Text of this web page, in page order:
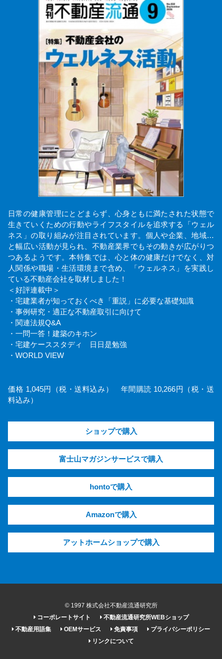
日常の健康管理にとどまらず、心身ともに満たされた状態で
生きていくための行動やライフスタイルを追求する「ウェル
ネス」の取り組みが注目されています。個人や企業、地域…
と幅広い活動が見られ、不動産業界でもその動きが広がりつ
つあるようです。本特集では、心と体の健康だけでなく、対
人関係や職場・生活環境まで含め、「ウェルネス」を実践し
ている不動産会社を取材しました！
＜好評連載中＞
・宅建業者が知っておくべき「重説」に必要な基礎知識
・事例研究・適正な不動産取引に向けて
・関連法規Q&A
・一問一答！建築のキホン
・宅建ケーススタディ 日日是勉強
・WORLD VIEW
価格 1,045円（税・送料込み） 年間購読 10,266円（税・送
料込み）
ショップで購入
富士山マガジンサービスで購入
hontoで購入
Amazonで購入
アットホームショップで購入
© 1997 株式会社不動産流通研究所
コーポレートサイト
不動産流通研究所WEBショップ
不動産用語集
OEMサービス 免責事項
プライバシーポリシー
リンクについて